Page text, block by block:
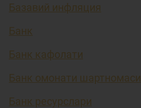
Базавий инфляция
Банк
Банк кафолати
Банк омонати шартномаси
Банк ресурслари